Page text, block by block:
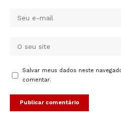
Salvar meus dados neste
comentar.